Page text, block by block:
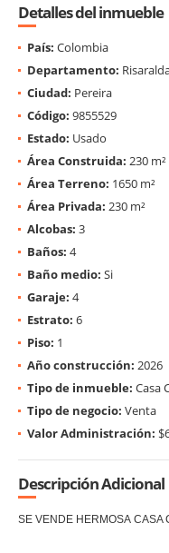
Detalles del inmueble
País: Colombia
Departamento:
Ciudad: Pereira
Código: 9855529
Estado: Usado
Área Construida: 230 m²
Área Terreno: 1650 m²
Área Privada: 230 m²
Alcobas: 3
Baños: 4
Baño medio: Si
Garaje: 4
Estrato: 6
Piso: 1
Año construcción: 2026
Tipo de inmueble: Casa
Tipo de negocio: Venta
Valor Administración:
Descripción Adicional
SE VENDE HERMOSA CASA